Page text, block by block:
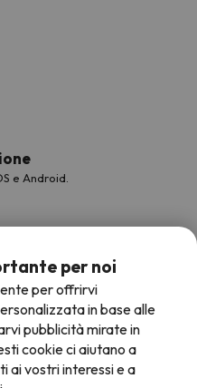
e Android.
per noi
per offrirvi
in base alle
pubblicità mirate in
cookie ci aiutano a
ai vostri interessi e a